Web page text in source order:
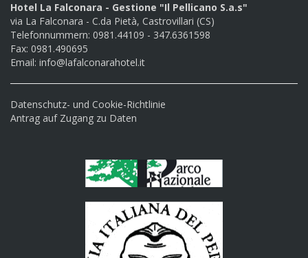
Hotel La Falconara - Gestione "Il Pellicano S.a.s"
via La Falconara - C.da Pietà, Castrovillari (CS)
Telefonnummern: 0981.44109 - 347.6361598
Fax: 0981.490695
Email: info@lafalconarahotel.it
Datenschutz- und Cookie-Richtlinie
Antrag auf Zugang zu Daten